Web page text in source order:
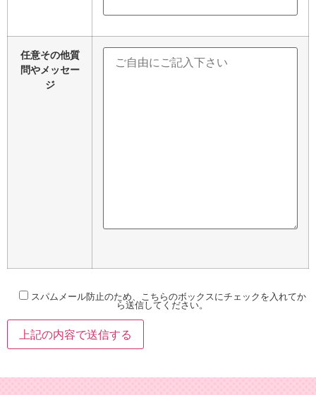
任意その他質
問やメッセー
ジ
スパムメール防止のため、こちらのボックスにチェックを入れてか
ら送信してください。